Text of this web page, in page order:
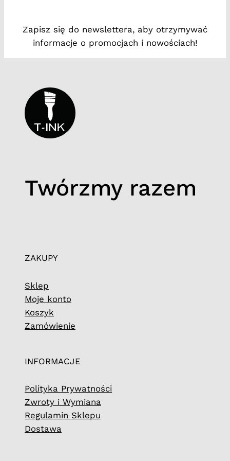
1
Zapisz się do newslettera, aby otrzymywać
informacje o promocjach i nowościach!
Twórzmy razem
ZAKUPY
Sklep
Moje konto
Koszyk
Zamówienie
INFORMACJE
Polityka Prywatności
Zwroty i Wymiana
Regulamin Sklepu
Dostawa